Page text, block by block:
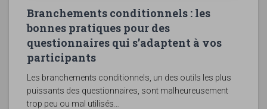
Branchements conditionnels : les
bonnes pratiques pour des
questionnaires qui s’adaptent à vos
participants
Les branchements conditionnels, un des outils les plus
puissants des questionnaires, sont malheureusement
trop peu ou mal utilisés…